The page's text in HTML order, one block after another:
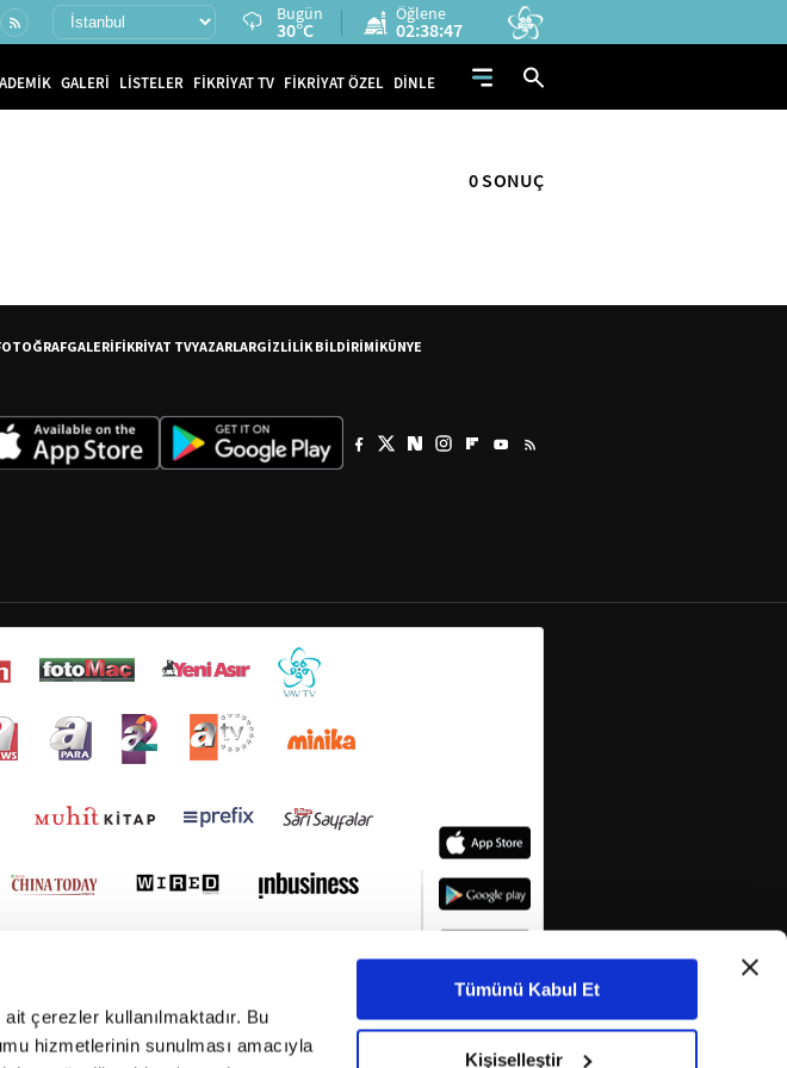
çerezler kullanılmaktadır. Bu
hizmetlerinin sunulması amacıyla
Tümünü Kabul Et
Kişiselleştir
Bugün
30°C
Öğlene
02:38:46
GALERİ LİSTELER FİKRİYAT TV FİKRİYAT ÖZEL DİNLE
0 SONUÇ
GALERİFİKRİYAT TVYAZARLARGİZLİLİK BİLDİRİMİKÜNYE